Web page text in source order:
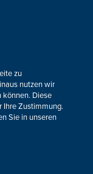
zu
nutzen wir
können. Diese
Ihre Zustimmung.
Sie in unseren